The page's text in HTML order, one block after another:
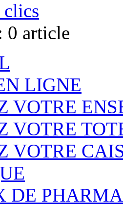
0 article
LIGNE
VOTRE
VOTRE
VOTRE
DE